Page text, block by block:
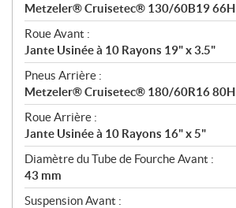
Metzeler® Cruisetec® 130/60B19 66H
Roue Avant :
Jante Usinée à 10 Rayons 19" x 3.5"
Pneus Arrière :
Metzeler® Cruisetec® 180/60R16 80H
Roue Arrière :
Jante Usinée à 10 Rayons 16" x 5"
Diamètre du Tube de Fourche Avant :
43 mm
Suspension Avant :